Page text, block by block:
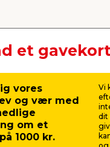
et
vores
og vær med
om et
1000 kr.
Vi
dit